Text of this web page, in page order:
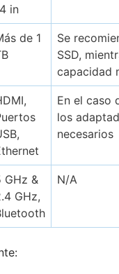
in
de 1
Se
SSD,
capacidad
En el caso
los
necesarios
GHz &
GHz,
N/A